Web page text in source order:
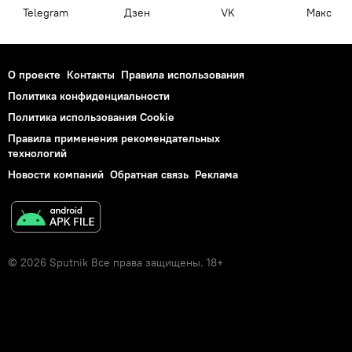
Telegram Дзен VK Макс
О проекте Контакты Правила использования
Политика конфиденциальности
Политика использования Cookie
Правила применения рекомендательных
технологий
Новости компаний Обратная связь Реклама
© 2026 Sputnik Все права защищены. 18+